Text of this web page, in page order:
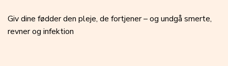
Giv dine fødder den pleje, de fortjener – og undgå smerte,
revner og infektion